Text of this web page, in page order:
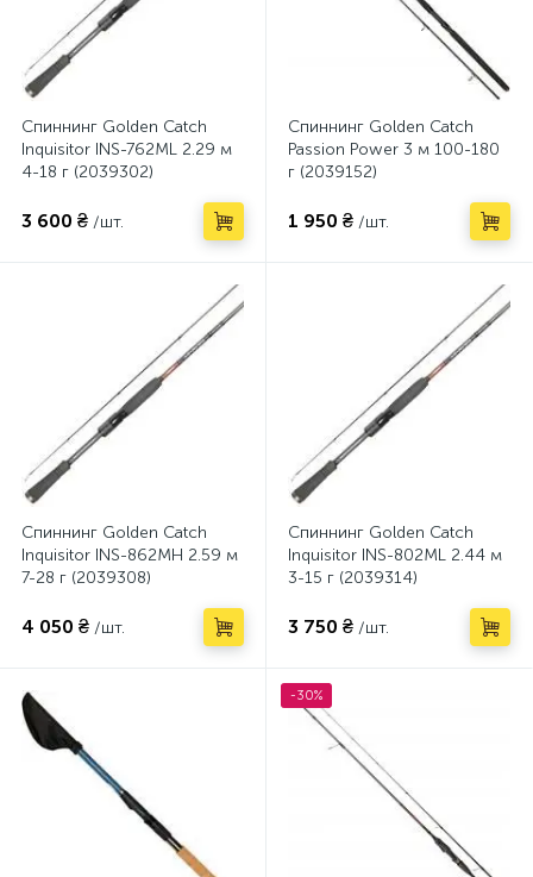
Спиннинг Golden Catch
Inquisitor INS-762ML 2.29 м
4-18 г (2039302)
3 600 ₴ /шт.
Спиннинг Golden Catch
Passion Power 3 м 100-180
г (2039152)
1 950 ₴ /шт.
Спиннинг Golden Catch
Inquisitor INS-862MH 2.59 м
7-28 г (2039308)
4 050 ₴ /шт.
Спиннинг Golden Catch
Inquisitor INS-802ML 2.44 м
3-15 г (2039314)
3 750 ₴ /шт.
-30%